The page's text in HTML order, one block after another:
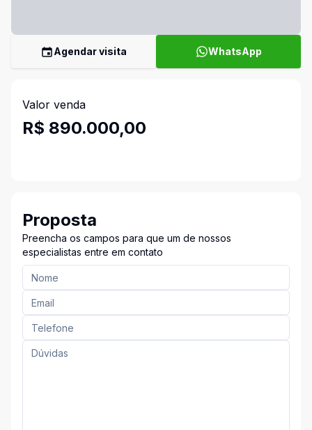
Agendar visita WhatsApp
Valor venda
R$ 890.000,00
Proposta
Preencha os campos para que um de nossos
especialistas entre em contato